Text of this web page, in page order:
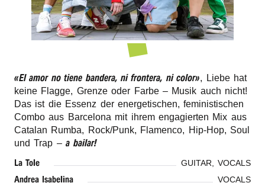
«El amor no tiene bande­ra, ni fron­te­ra, ni color», Liebe hat
keine Flag­ge, Gren­ze oder Farbe – Musik auch nicht!
Das ist die Essenz der ener­ge­ti­schen, femi­nis­ti­schen
Combo aus Barce­lo­na mit ihrem enga­gier­ten Mix aus
Cata­lan Rumba, Rock/​Punk, Flamen­co, Hip-Hop, Soul
und Trap –a bailar!
La Tole GUITAR, VOCALS
Andrea Isabe­l­i­na VOCALS